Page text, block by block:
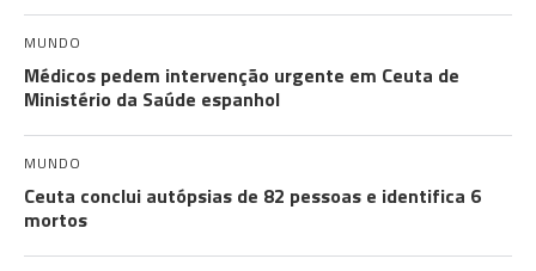
MUNDO
Médicos pedem intervenção urgente em Ceuta de
Ministério da Saúde espanhol
MUNDO
Ceuta conclui autópsias de 82 pessoas e identifica 6
mortos